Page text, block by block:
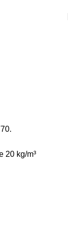
20 kg/m³